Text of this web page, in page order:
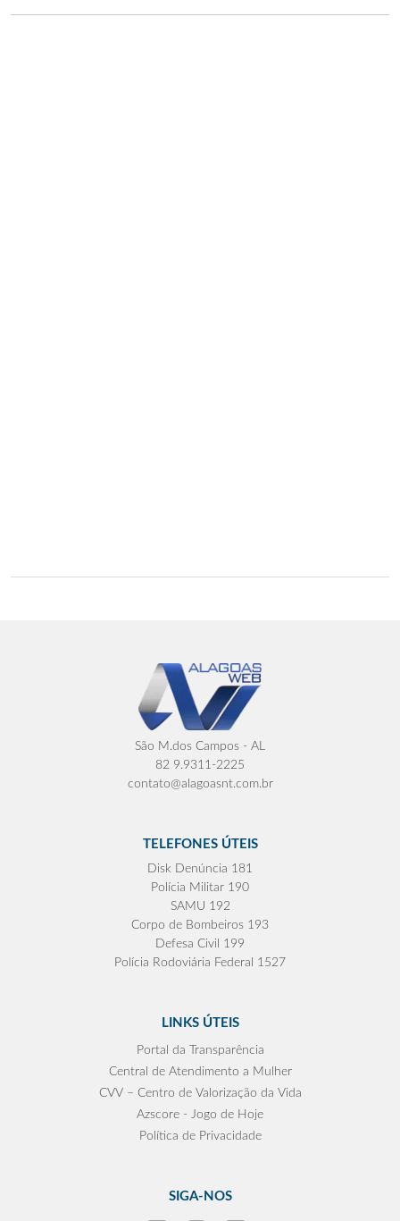
São M.dos Campos - AL
82 9.9311-2225
contato@alagoasnt.com.br
TELEFONES ÚTEIS
Disk Denúncia 181
Polícia Militar 190
SAMU 192
Corpo de Bombeiros 193
Defesa Civil 199
Polícia Rodoviária Federal 1527
LINKS ÚTEIS
Portal da Transparência
Central de Atendimento a Mulher
CVV – Centro de Valorização da Vida
Azscore - Jogo de Hoje
Política de Privacidade
SIGA-NOS